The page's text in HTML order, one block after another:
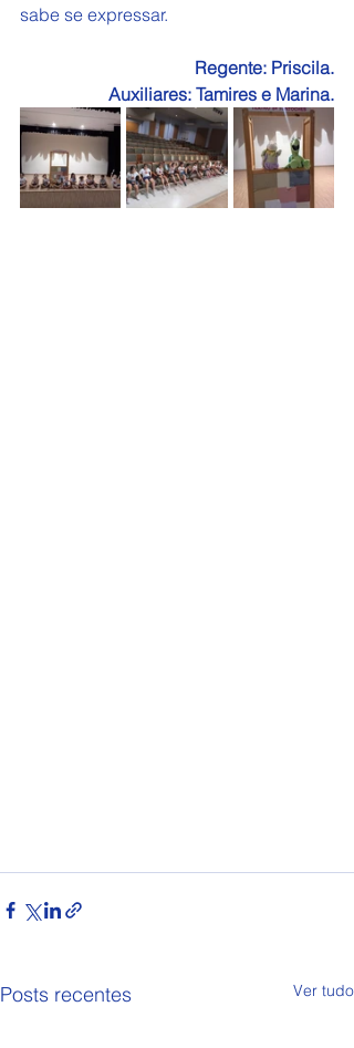
sabe se expressar.
Regente: Priscila.
Auxiliares: Tamires e Marina.
Posts recentes Ver tudo